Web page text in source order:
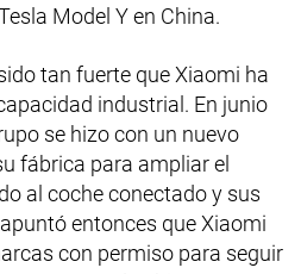
Model Y en China.
tan fuerte que Xiaomi ha
industrial. En junio
se hizo con un nuevo
fábrica para ampliar el
al coche conectado y sus
entonces que Xiaomi
con permiso para seguir